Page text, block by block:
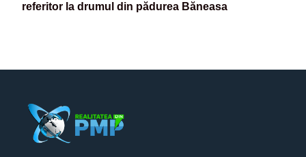
referitor la drumul din pădurea Băneasa